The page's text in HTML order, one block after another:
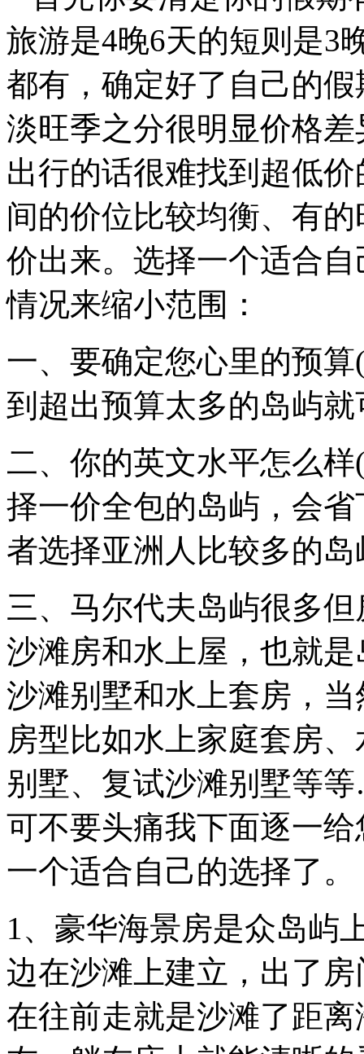
旅游是4晚6天的短则是3
都有，确定好了自己的
淡旺季之分很明显价格
出行的话很难找到超低
间的价位比较均衡、有
价出来。选择一个适合
情况来缩小范围：
一、要确定您心里的预
到超出预算太多的岛屿
二、你的英文水平怎么
择一价全包的岛屿，会
者选择亚洲人比较多的
三、马尔代夫岛屿很多
沙滩房和水上屋，也就
沙滩别墅和水上套房，
房型比如水上家庭套房
别墅、复试沙滩别墅等
可不要头痛我下面逐一
一个适合自己的选择
1、豪华海景房是众岛屿
边在沙滩上建立，出了
在往前走就是沙滩了距